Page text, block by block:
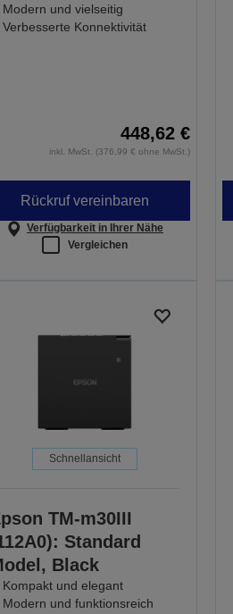
Modern und vielseitig
Verbesserte Konnektivität
448,62 €
inkl. MwSt. (376,99 € ohne MwSt.)
Rückruf vereinbaren
Verfügbarkeit in Ihrer Nähe
Vergleichen
Schnellansicht
TM-m30III
Standard
Black
Kompakt und elegant
Modern und funktionsreich